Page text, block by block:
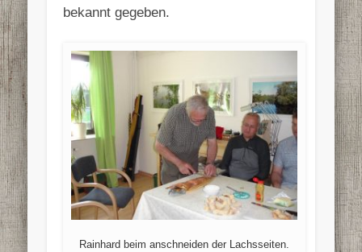
bekannt gegeben.
Rainhard beim anschneiden der Lachsseiten.